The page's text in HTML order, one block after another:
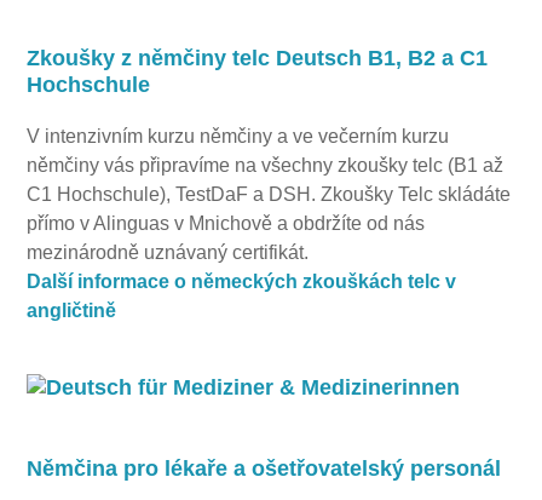
Zkoušky z němčiny telc Deutsch B1, B2 a C1
Hochschule
V intenzivním kurzu němčiny a ve večerním kurzu
němčiny vás připravíme na všechny zkoušky telc (B1 až
C1 Hochschule), TestDaF a DSH. Zkoušky Telc skládáte
přímo v Alinguas v Mnichově a obdržíte od nás
mezinárodně uznávaný certifikát.
Další informace o německých zkouškách telc v
angličtině
Němčina pro lékaře a ošetřovatelský personál